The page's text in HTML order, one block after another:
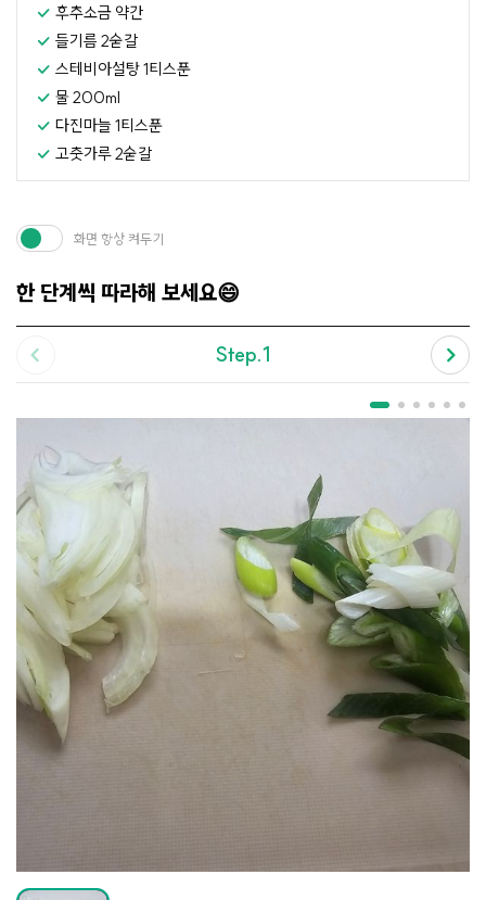
후추소금 약간
들기름 2숟갈
스테비아설탕 1티스푼
물 200ml
다진마늘 1티스푼
고춧가루 2숟갈
한 단계씩 따라해 보세요😄
화면 항상 켜두기
Step.1